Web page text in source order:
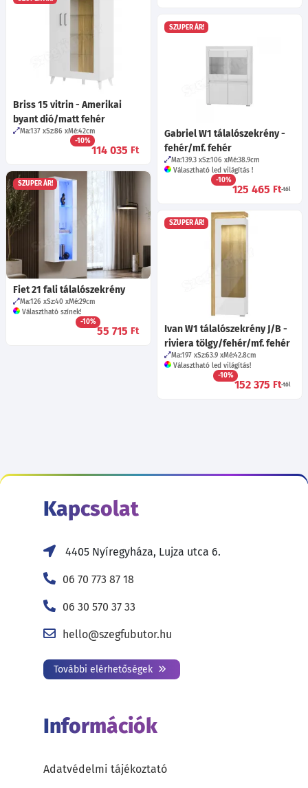
Briss 15 vitrin - Amerikai
byant dió/matt fehér
Ma:137 Sz:86 Mé:42cm
-10%
114 035 Ft
SZUPER ÁR!
Gabriel W1 tálalószekrény -
fehér/mf. fehér
Ma:139.3 Sz:106 Mé:38.9cm
Választható led világítás !
-10%
125 465 Ft-tól
SZUPER ÁR!
Fiet 21 fali tálalószekrény
Ma:126 Sz:40 Mé:29cm
Választható színek!
-10%
55 715 Ft
SZUPER ÁR!
Ivan W1 tálalószekrény J/B -
riviera tölgy/fehér/mf. fehér
Ma:197 Sz:63.9 Mé:42.8cm
Választható led világítás!
-10%
152 375 Ft-tól
Kapcsolat
4405 Nyíregyháza, Lujza utca 6.
06 70 773 87 18
06 30 570 37 33
hello@szegfubutor.hu
További elérhetőségek
Információk
Adatvédelmi tájékoztató